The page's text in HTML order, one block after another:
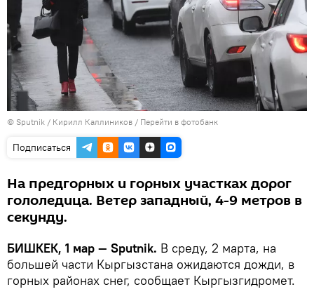
© Sputnik / Кирилл Каллиников / Перейти в фотобанк
Подписаться
На предгорных и горных участках дорог
гололедица. Ветер западный, 4-9 метров в
секунду.
БИШКЕК, 1 мар — Sputnik. В среду, 2 марта, на
большей части Кыргызстана ожидаются дожди, в
горных районах снег, сообщает Кыргызгидромет.